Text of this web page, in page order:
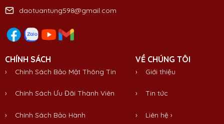
daotuantung598@gmail.com
CHÍNH SÁCH
› Chính Sách Bảo Mật Thông Tin
› Chính Sách Ưu Đãi Thành Viên
› Chính Sách Bảo Hành
VỀ CHÚNG TÔI
› Giới thiệu
›Tin tức
› Liên hệ ›